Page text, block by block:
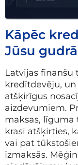
Kāpēc
Jūsu
Latvijas finanšu
kredītdevēju,
atšķirīgus
aizdevumiem.
maksas,
krasi atšķirties,
vai pat
izmaksās.